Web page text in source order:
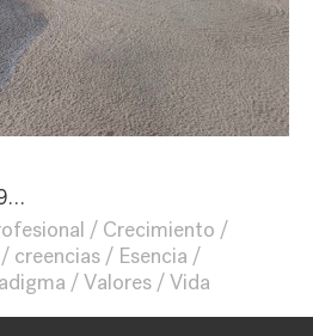
Crecimiento
creencias
Esencia
Valores Vida